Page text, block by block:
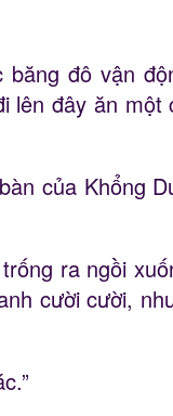
đô vận
lên đây ăn một
của Khổng
ra ngồi
cười cười,